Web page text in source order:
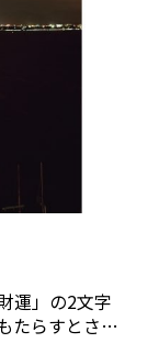
運」の2文字
たらすとされ